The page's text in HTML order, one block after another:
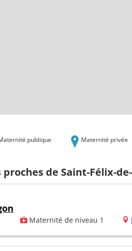
publique Maternité privée
de Saint-Félix-
Maternité de niveau 1